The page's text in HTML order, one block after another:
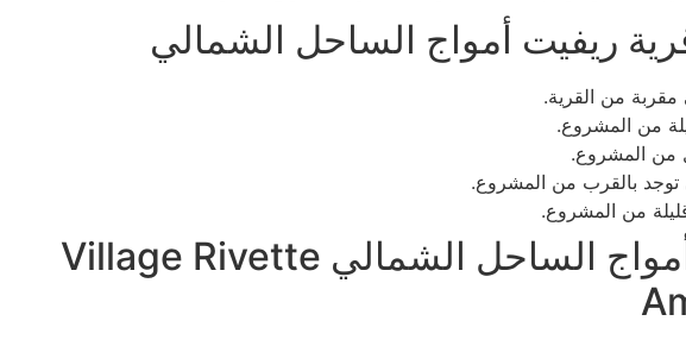
ريفيت أمواج الساحل الشمالي
من القرية.
من المشروع.
من المشروع.
توجد بالقرب من المشروع.
من المشروع.
تصميم قرية ريفيت أمواج الساحل الشمالي Village Rivette